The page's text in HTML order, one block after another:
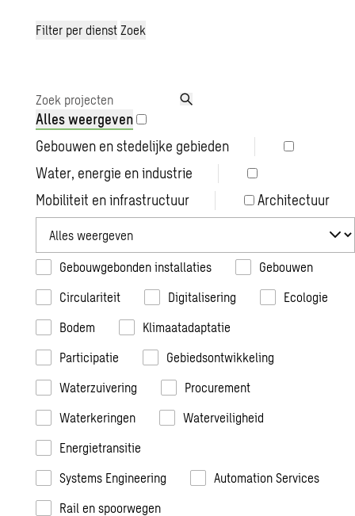
Filter per dienst Zoek
Zoek
projecten
Alles weergeven
Gebouwen en stedelijke gebieden
Water, energie en industrie
Mobiliteit en infrastructuur
Architectuur
Gebouwgebonden installaties
Gebouwen
Circulariteit
Digitalisering
Ecologie
Bodem
Klimaatadaptatie
Participatie
Gebiedsontwikkeling
Waterzuivering
Procurement
Waterkeringen
Waterveiligheid
Energietransitie
Systems Engineering
Automation Services
Rail en spoorwegen